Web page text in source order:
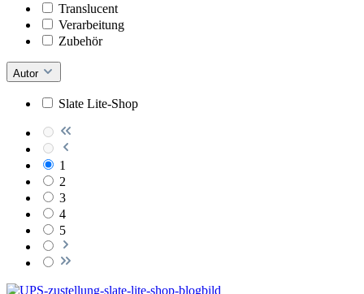
Translucent
Verarbeitung
Zubehör
Autor
Slate Lite-Shop
1
2
3
4
5